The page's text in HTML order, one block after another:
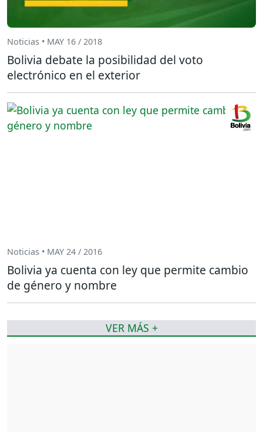
Noticias • MAY 16 / 2018
Bolivia debate la posibilidad del voto
electrónico en el exterior
Noticias • MAY 24 / 2016
Bolivia ya cuenta con ley que permite cambio
de género y nombre
VER MÁS +